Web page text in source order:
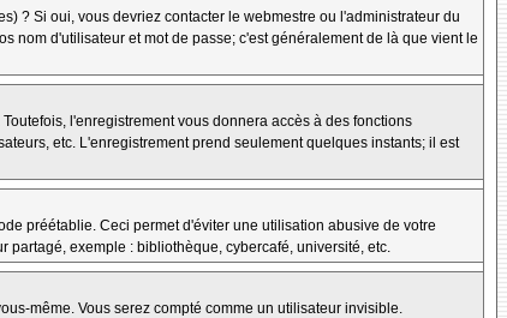
? Si oui, vous devriez contacter le webmestre ou l'administrateur du
nom d'utilisateur et mot de passe; c'est généralement de là que vient le
l'enregistrement vous donnera accès à des fonctions
etc. L'enregistrement prend seulement quelques instants; il est
préétablie. Ceci permet d'éviter une utilisation abusive de votre
partagé, exemple : bibliothèque, cybercafé, université, etc.
même. Vous serez compté comme un utilisateur invisible.